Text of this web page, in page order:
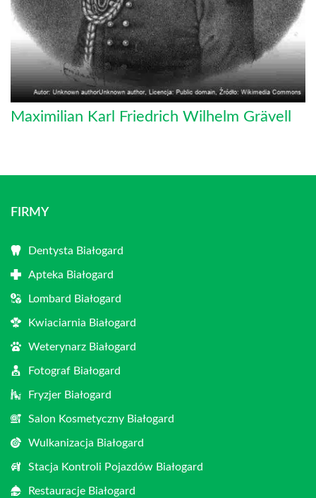
Maximilian Karl Friedrich Wilhelm Grävell
FIRMY
Dentysta Białogard
Apteka Białogard
Lombard Białogard
Kwiaciarnia Białogard
Weterynarz Białogard
Fotograf Białogard
Fryzjer Białogard
Salon Kosmetyczny Białogard
Wulkanizacja Białogard
Stacja Kontroli Pojazdów Białogard
Restauracje Białogard